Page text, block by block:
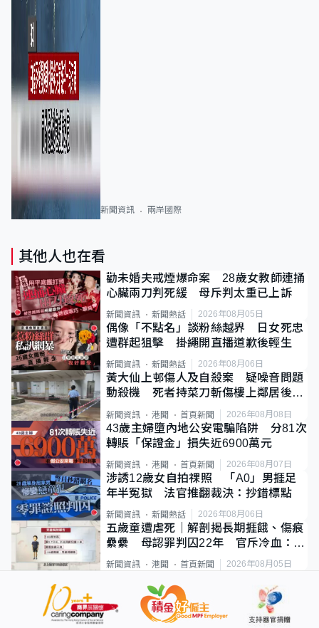
新聞資訊 兩岸國際
其他人也在看
勸未婚夫戒煙爆命案 28歲女教師連捅
心臟兩刀判死緩 母斥判太重已上訴
新聞資訊 新聞熱話 2026年08月05日
偶像「不點名」談粉絲越界 日女死忠
遭群起狙擊 掛繩開直播道歉後輕生
新聞資訊 新聞熱話 2026年08月06日
黃大仙上邨傷人及自殺案 疑噪音問題
動殺機 死者持菜刀斬傷樓上鄰居後墮
新聞資訊 港聞 首頁新聞 2026年08月08日
43歲主婦墮內地公安電騙陷阱 分81次
轉賬「保證金」損失近6900萬元
新聞資訊 港聞 首頁新聞 2026年08月07日
涉誘12歲女自拍祼照 「A0」男捱足
年半冤獄 法官推翻裁決：抄錯標點
新聞資訊 新聞熱話 2026年08月06日
五歲童遭虐死｜解剖揭長期捱餓、傷痕
纍纍 母認罪判囚22年 官斥冷血：同
類案最惡劣
新聞資訊 港聞 首頁新聞 2026年08月05日